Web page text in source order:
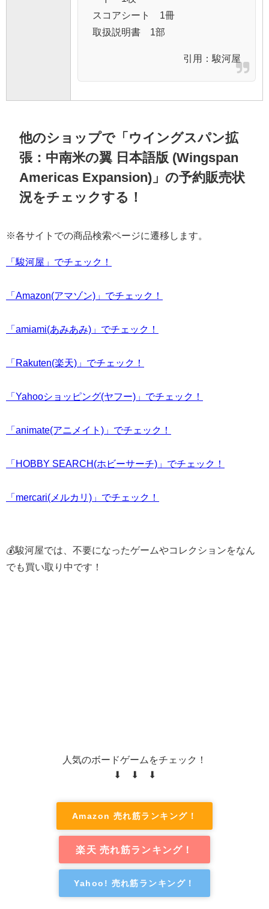
スコアシート 1冊
取扱説明書 1部
引用： 駿河屋
他のショップで「ウイングスパン拡
張：中南米の翼 日本語版 (Wingspan
Americas Expansion)」の予約販売状
況をチェックする！
※各サイトでの商品検索ページに遷移します。
「駿河屋」でチェック！
「Amazon(アマゾン)」でチェック！
「amiami(あみあみ)」でチェック！
「Rakuten(楽天)」でチェック！
「Yahooショッピング(ヤフー)」でチェック！
「animate(アニメイト)」でチェック！
「HOBBY SEARCH(ホビーサーチ)」でチェック！
「mercari(メルカリ)」でチェック！
💰駿河屋では、不要になったゲームやコレクションをなん
でも買い取り中です！
人気のボードゲームをチェック！
⬇ ⬇ ⬇
Amazon 売れ筋ランキング！
楽天 売れ筋ランキング！
Yahoo! 売れ筋ランキング！